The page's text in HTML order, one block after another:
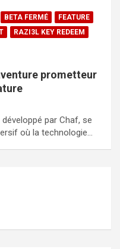
BETA FERMÉ
FEATURE
RAZI3L KEY REDEEM
prometteur
développé par Chaf, se
où la technologie…